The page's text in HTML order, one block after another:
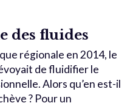
des fluides
régionale en 2014, le
de fluidifier le
Alors qu’en est-il
? Pour un